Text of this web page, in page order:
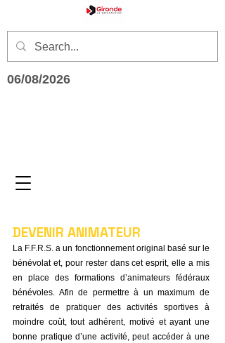
06/08/2026
DEVENIR ANIMATEUR
La F.F.R.S. a un fonctionnement original basé sur le
bénévolat et, pour rester dans cet esprit, elle a mis
en place des formations d’animateurs fédéraux
bénévoles. Afin de permettre à un maximum de
retraités de pratiquer des activités sportives à
moindre coût, tout adhérent, motivé et ayant une
bonne pratique d’une activité, peut accéder à une